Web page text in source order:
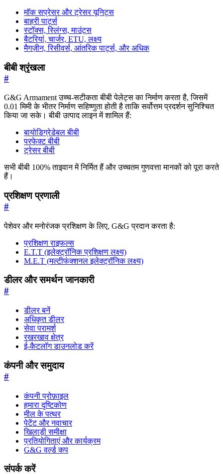
मॉक सप्रेसर और ट्रेसर यूनिट्स
बाहरी पार्ट्स
स्टॉक्स, स्लिंग्स, माउंट्स
बैटरियां, चार्जर, ETU, लक्ष्य
मैगज़ीन, रिसीवर्स, आंतरिक पार्ट्स, और अधिक
बीबी श्रृंखला
#
G&G Armament उच्च-सटीकता बीबी पेलेट्स का निर्माण करता है, जिसमें
0.01 मिमी के भीतर निर्माण सहिष्णुता होती है ताकि सर्वोत्तम प्रदर्शन सुनिश्चित
किया जा सके। बीबी उत्पाद लाइन में शामिल हैं:
बायोडिग्रेडेबल बीबी
परफेक्ट बीबी
ट्रेसर बीबी
सभी बीबी 100% ताइवान में निर्मित हैं और उच्चतम गुणवत्ता मानकों को पूरा करते
हैं।
प्रशिक्षण प्रणाली
#
पेशेवर और मनोरंजक प्रशिक्षण के लिए, G&G प्रदान करता है:
प्रशिक्षण राइफल्स
E.T.T (इलेक्ट्रॉनिक प्रशिक्षण लक्ष्य)
M.E.T (मल्टीफंक्शनल इलेक्ट्रॉनिक लक्ष्य)
डीलर और समर्थन जानकारी
#
डीलर बनें
अधिकृत डीलर
सेवा परामर्श
रखरखाव क्षेत्र
ई-कैटलॉग डाउनलोड करें
कंपनी और समुदाय
#
कंपनी प्रोफ़ाइल
हमारा दृष्टिकोण
मील के पत्थर
पेटेंट और नवाचार
खिलाड़ी समीक्षा
प्रतियोगिताएं और कार्यक्रम
G&G वर्ल्ड कप
संपर्क करें